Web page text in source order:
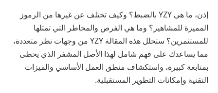
إذن، ما هي YZY بالضبط؟ وكيف تختلف عن غيرها من الرموز
المميزة للمشاهير؟ وما هي الفرص والمخاطر التي تمثلها
للمستثمرين؟ ستحلل هذه المقالة YZY من وجهات نظر متعددة،
مما يساعدك على فهم شامل لهذا الأصل المشفر الذي يحظى
بمتابعة كبيرة، واستكشاف منطق العمل الأساسي والميزات
التقنية وإمكانات التطوير المستقبلية.